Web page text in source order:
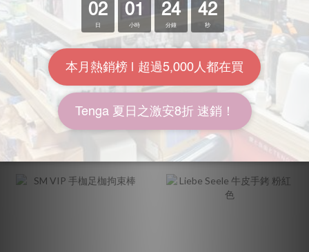
A-One Elock 手捆綁系列
HK$188.00
HK$238.00 7.9折
A-One Elock 足/手扣
HK$188.00
HK$228.00
8.3折